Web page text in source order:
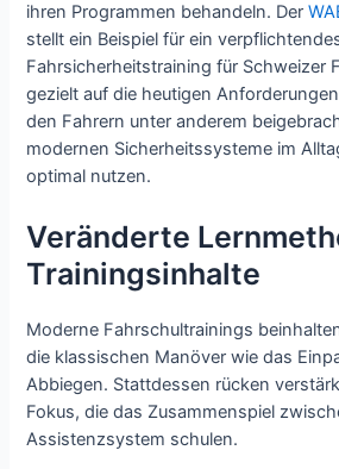
ihren Programmen behandeln. Der
stellt ein Beispiel für ein
Fahrsicherheitstraining für Schweizer
gezielt auf die heutigen
den Fahrern unter anderem
modernen Sicherheitssysteme im
optimal nutzen.
Veränderte
Trainingsinhalte
Moderne Fahrschultrainings
die klassischen Manöver wie das
Abbiegen. Stattdessen rücken
Fokus, die das Zusammenspiel
Assistenzsystem schulen.